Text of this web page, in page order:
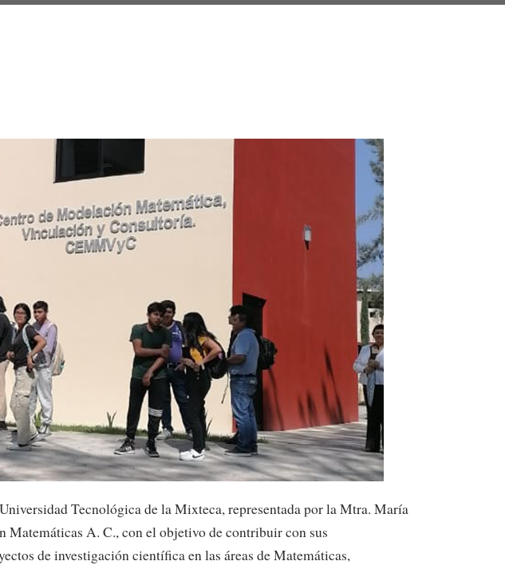
Tecnológica de la Mixteca, representada por la Mtra. María
Matemáticas A. C., con el objetivo de contribuir con sus
de investigación científica en las áreas de Matemáticas,